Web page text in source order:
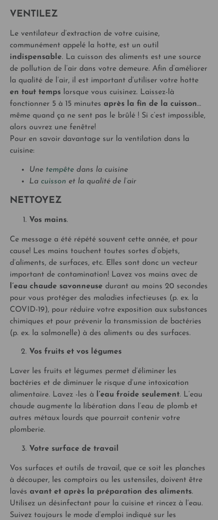
VENTILEZ
Le ventilateur d’extraction de votre cuisine,
communément appelé la hotte, est un outil
indispensable. La cuisson des aliments est une source
de pollution de l’air dans votre demeure. Afin d’améliorer
la qualité de l’air, il est important d’utiliser votre hotte
en tout temps lorsque vous cuisinez. Laissez-là
fonctionner 5 à 15 minutes après la fin de la cuisson…
même quand ça ne sent pas le brûlé ! Si c’est impossible,
alors ouvrez une fenêtre!
Pour en savoir davantage sur la ventilation dans la
cuisine:
Une tempête dans la cuisine
La cuisson et la qualité de l’air
NETTOYEZ
Vos mains.
Ce message a été répété souvent cette année, et pour
cause! Les mains touchent toutes sortes d’objets,
d’aliments, de surfaces, etc. Elles sont donc un vecteur
important de contamination! Lavez vos mains avec de
l’eau chaude savonneuse durant au moins 20 secondes
pour vous protéger des maladies infectieuses (p. ex. la
COVID-19), pour réduire votre exposition aux substances
chimiques et pour prévenir la transmission de bactéries
(p. ex. la salmonelle) à des aliments ou des surfaces.
Vos fruits et vos légumes
Laver les fruits et légumes permet d’éliminer les
bactéries et de diminuer le risque d’une intoxication
alimentaire. Lavez -les à
l’eau froide seulement. L’eau
chaude augmente la libération dans l’eau de plomb et
autres métaux lourds que pourrait contenir votre
plomberie.
Votre surface de travail
Vos surfaces et outils de travail, que ce soit les planches
à découper, les comptoirs ou les ustensiles, doivent être
lavés avant et après la préparation des aliments.
Utilisez un désinfectant pour la cuisine et rincez à l’eau.
Suivez toujours le mode d’emploi indiqué sur les